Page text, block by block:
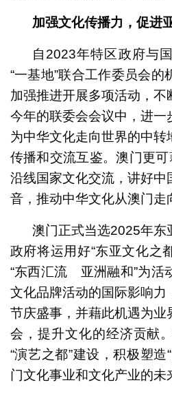
加强文化传播力，促进
自2023年特区政府与
“一基地”联合工作委员会
加强推进开展多项活动，不
今年的联委会会议中，进一
为中华文化走向世界的中
传播和交流互鉴。澳门更可
沿线国家文化交流，讲好中
音，推动中华文化从澳门走
澳门正式当选2025年东
政府将运用好“东亚文化之
“东西汇流 亚洲融和”为活
文化品牌活动的国际影响力
节庆盛事，并藉此机遇为业
会，提升文化的经济贡献
“演艺之都”建设，积极塑造
门文化事业和文化产业的未